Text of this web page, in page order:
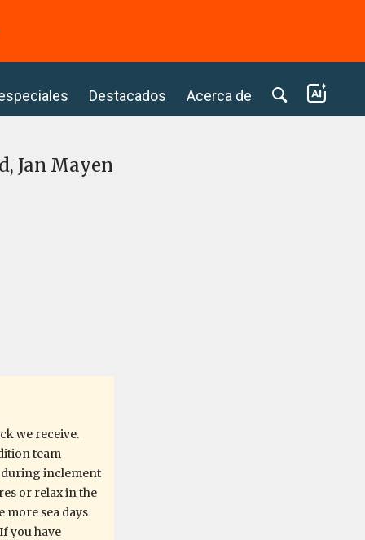
Destacados Acerca de
Jan Mayen
we receive.
team
during inclement
or relax in the
more sea days
you have